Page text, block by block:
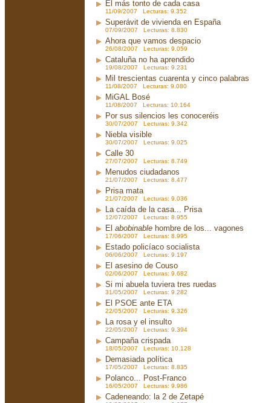
El más tonto de cada casa
11/09/2007 Lecturas: 9.352
Superávit de vivienda en España
07/09/2007 Lecturas: 8.830
Ahora que vamos despacio
26/08/2007 Lecturas: 9.059
Cataluña no ha aprendido
19/08/2007 Lecturas: 9.231
Mil trescientas cuarenta y cinco palabras
11/08/2007 Lecturas: 9.080
MiGAL Bosé
11/08/2007 Lecturas: 10.164
Por sus silencios les conoceréis
30/07/2007 Lecturas: 9.342
Niebla visible
30/07/2007 Lecturas: 9.025
Calle 30
27/07/2007 Lecturas: 8.749
Menudos ciudadanos
21/07/2007 Lecturas: 8.477
Prisa mata
21/07/2007 Lecturas: 9.036
La caída de la casa... Prisa
12/07/2007 Lecturas: 8.955
El abobinable hombre de los... vagones
17/06/2007 Lecturas: 8.995
Estado policíaco socialista
06/06/2007 Lecturas: 9.197
El asesino de Couso
02/06/2007 Lecturas: 9.682
Si mi abuela tuviera tres ruedas
31/05/2007 Lecturas: 9.282
El PSOE ante ETA
22/05/2007 Lecturas: 9.326
La rosa y el insulto
22/05/2007 Lecturas: 9.394
Campaña crispada
18/05/2007 Lecturas: 10.128
Demasiada política
17/05/2007 Lecturas: 8.835
Polanco... Post-Franco
16/05/2007 Lecturas: 9.986
Cadeneando: la 2 de Zetapé